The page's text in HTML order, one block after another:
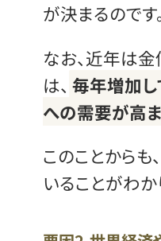
が決まるのです
なお、近年は
は、 毎年増加し
への需要が高
このことから
いることがわか